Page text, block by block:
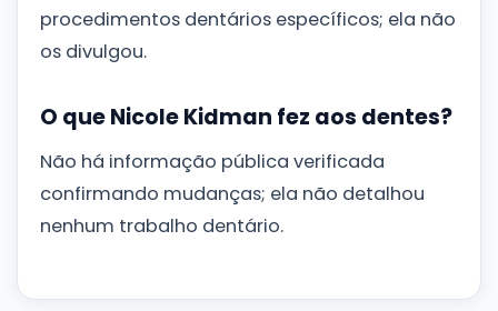
procedimentos dentários específicos; ela não
os divulgou.
O que Nicole Kidman fez aos dentes?
Não há informação pública verificada
confirmando mudanças; ela não detalhou
nenhum trabalho dentário.